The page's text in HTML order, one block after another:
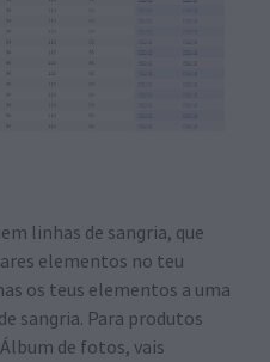
linhas de sangria, que
elementos no teu
os teus elementos a uma
sangria. Para produtos
de fotos, vais